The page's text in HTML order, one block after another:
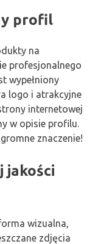
profil
na
profesjonalnego
wypełniony
logo i atrakcyjne
internetowej
w opisie profilu.
znaczenie!
jakości
wizualna,
zdjęcia